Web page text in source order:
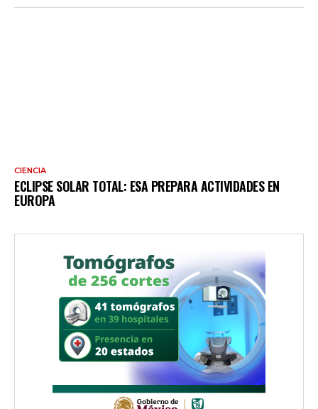
CIENCIA
ECLIPSE SOLAR TOTAL: ESA PREPARA ACTIVIDADES EN
EUROPA